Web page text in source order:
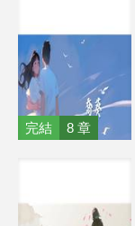
完結 8 章